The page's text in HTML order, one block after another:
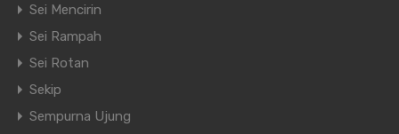
per bulan
Sei Mencirin
Sei Rampah
Sei Rotan
Sekip
Sempurna Ujung